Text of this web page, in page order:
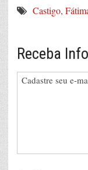
Castigo,
Receba
Cadastre seu e-